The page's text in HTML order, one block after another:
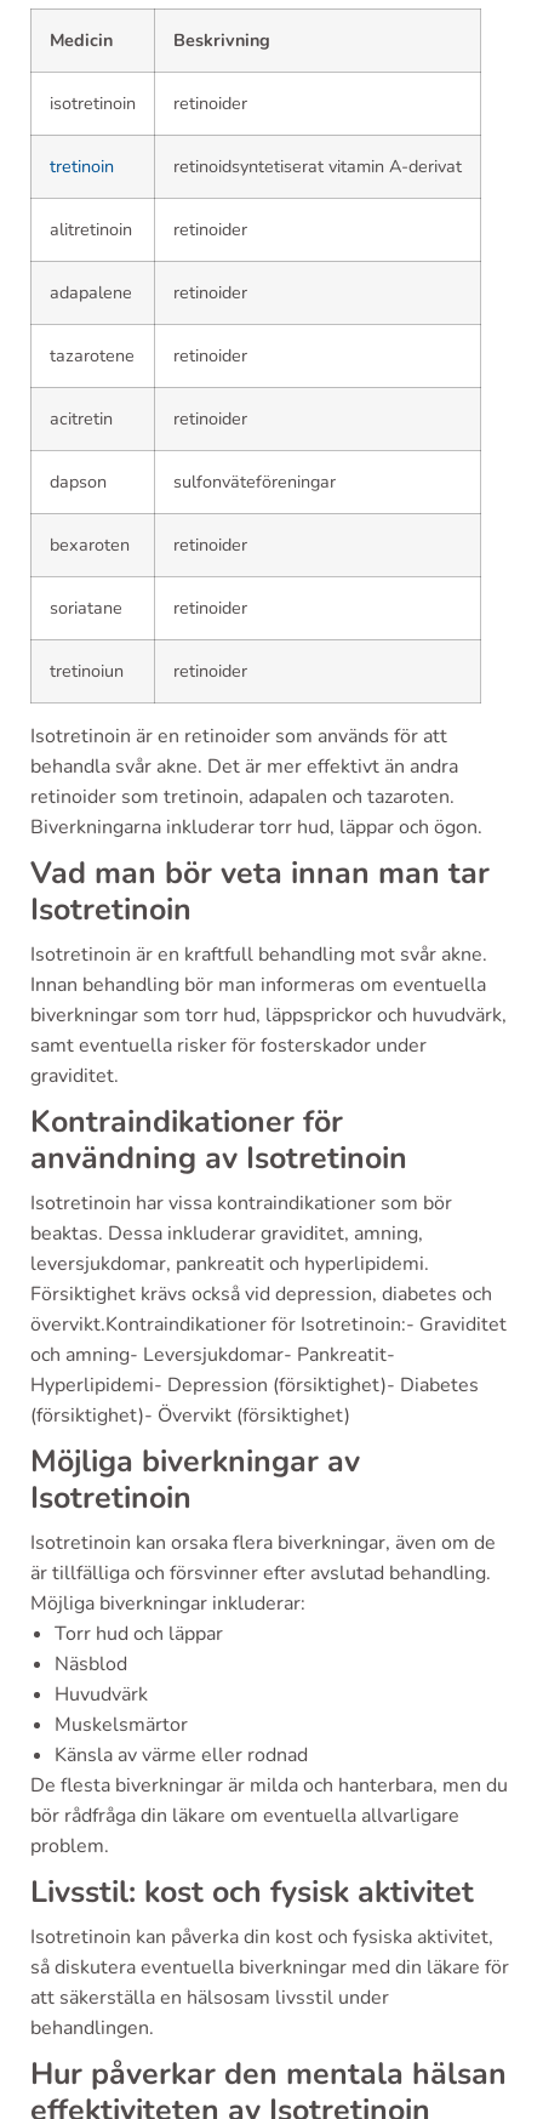
Medicin Beskrivning
isotretinoin retinoider
tretinoin retinoidsyntetiserat vitamin A-derivat
alitretinoin retinoider
adapalene retinoider
tazarotene retinoider
acitretin retinoider
dapson sulfonväteföreningar
bexaroten retinoider
soriatane retinoider
tretinoiun retinoider
Isotretinoin är en retinoider som används för att
behandla svår akne. Det är mer effektivt än andra
retinoider som tretinoin, adapalen och tazaroten.
Biverkningarna inkluderar torr hud, läppar och ögon.
Vad man bör veta innan man tar
Isotretinoin
Isotretinoin är en kraftfull behandling mot svår akne.
Innan behandling bör man informeras om eventuella
biverkningar som torr hud, läppsprickor och huvudvärk,
samt eventuella risker för fosterskador under
graviditet.
Kontraindikationer för
användning av Isotretinoin
Isotretinoin har vissa kontraindikationer som bör
beaktas. Dessa inkluderar graviditet, amning,
leversjukdomar, pankreatit och hyperlipidemi.
Försiktighet krävs också vid depression, diabetes och
övervikt.Kontraindikationer för Isotretinoin:- Graviditet
och amning- Leversjukdomar- Pankreatit-
Hyperlipidemi- Depression (försiktighet)- Diabetes
(försiktighet)- Övervikt (försiktighet)
Möjliga biverkningar av
Isotretinoin
Isotretinoin kan orsaka flera biverkningar, även om de
är tillfälliga och försvinner efter avslutad behandling.
Möjliga biverkningar inkluderar:
Torr hud och läppar
Näsblod
Huvudvärk
Muskelsmärtor
Känsla av värme eller rodnad
De flesta biverkningar är milda och hanterbara, men du
bör rådfråga din läkare om eventuella allvarligare
problem.
Livsstil: kost och fysisk aktivitet
Isotretinoin kan påverka din kost och fysiska aktivitet,
så diskutera eventuella biverkningar med din läkare för
att säkerställa en hälsosam livsstil under
behandlingen.
Hur påverkar den mentala hälsan
effektiviteten av Isotretinoin